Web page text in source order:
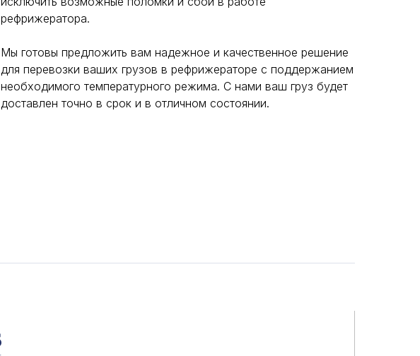
рефрижератора.
Мы готовы предложить вам надежное и качественное решение
для перевозки ваших грузов в рефрижераторе с поддержанием
необходимого температурного режима. С нами ваш груз будет
доставлен точно в срок и в отличном состоянии.